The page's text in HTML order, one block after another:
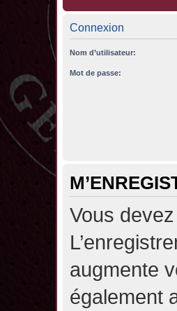
Connexion
Nom d’utilisateur:
Mot de passe:
Vous
augmente
également